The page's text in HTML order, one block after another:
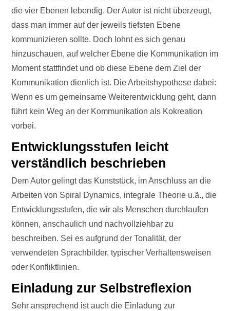
die vier Ebenen lebendig. Der Autor ist nicht überzeugt,
dass man immer auf der jeweils tiefsten Ebene
kommunizieren sollte. Doch lohnt es sich genau
hinzuschauen, auf welcher Ebene die Kommunikation im
Moment stattfindet und ob diese Ebene dem Ziel der
Kommunikation dienlich ist. Die Arbeitshypothese dabei:
Wenn es um gemeinsame Weiterentwicklung geht, dann
führt kein Weg an der Kommunikation als Kokreation
vorbei.
Entwicklungsstufen leicht
verständlich beschrieben
Dem Autor gelingt das Kunststück, im Anschluss an die
Arbeiten von Spiral Dynamics, integrale Theorie u.ä., die
Entwicklungsstufen, die wir als Menschen durchlaufen
können, anschaulich und nachvollziehbar zu
beschreiben. Sei es aufgrund der Tonalität, der
verwendeten Sprachbilder, typischer Verhaltensweisen
oder Konfliktlinien.
Einladung zur Selbstreflexion
Sehr ansprechend ist auch die Einladung zur